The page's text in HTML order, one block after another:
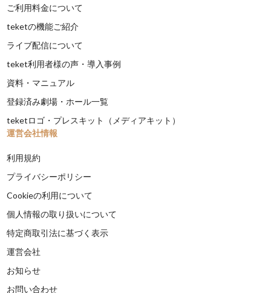
ご利用料金について
teketの機能ご紹介
ライブ配信について
teket利用者様の声・導入事例
資料・マニュアル
登録済み劇場・ホール一覧
teketロゴ・プレスキット（メディアキット）
運営会社情報
利用規約
プライバシーポリシー
Cookieの利用について
個人情報の取り扱いについて
特定商取引法に基づく表示
運営会社
お知らせ
お問い合わせ